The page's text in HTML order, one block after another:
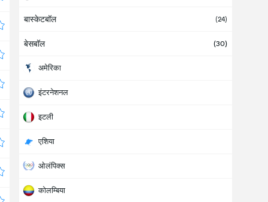
बास्केटबॉल (24)
बेसबॉल (30)
अमेरिका
इंटरनेशनल
इटली
एशिया
ओलंपिक्स
कोलम्बिया